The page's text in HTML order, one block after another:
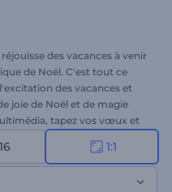
des vacances à venir
de Noël. C'est tout ce
des vacances et
joie de Noël et de magie
tapez vos vœux et
votre animation vidéo
intros de vacances, aux
aux publicités de Noël et à
le maintenant !
1:1